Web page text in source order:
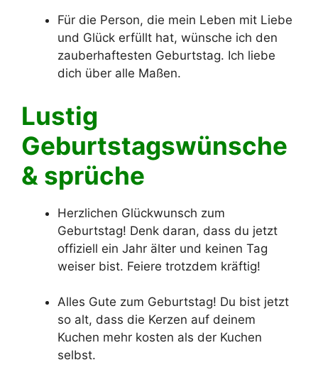
Für die Person, die mein Leben mit Liebe
und Glück erfüllt hat, wünsche ich den
zauberhaftesten Geburtstag. Ich liebe
dich über alle Maßen.
Lustig
Geburtstagswünsche
& sprüche
Herzlichen Glückwunsch zum
Geburtstag! Denk daran, dass du jetzt
offiziell ein Jahr älter und keinen Tag
weiser bist. Feiere trotzdem kräftig!
Alles Gute zum Geburtstag! Du bist jetzt
so alt, dass die Kerzen auf deinem
Kuchen mehr kosten als der Kuchen
selbst.